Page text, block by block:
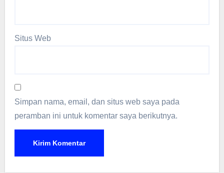
Situs Web
Simpan nama, email, dan situs web saya pada
peramban ini untuk komentar saya berikutnya.